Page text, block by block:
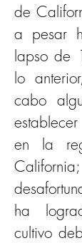
de
a pesar
lapso de
lo
cabo
en la
California;
ha
cultivo